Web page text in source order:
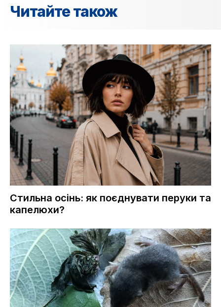
Читайте також
Стильна осінь: як поєднувати перуки та
капелюхи?